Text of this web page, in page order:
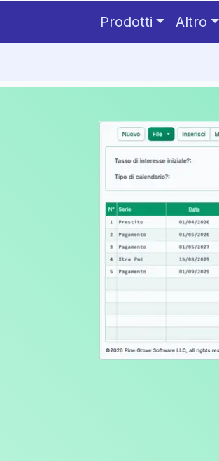
Prodotti Altro